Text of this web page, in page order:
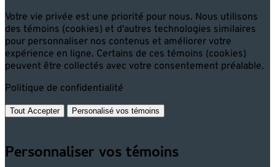
Votre vie privée est une priorité pour nous. Nous utilisons
des témoins (cookies) et d'autres technologies similaires
pour personnaliser nos contenus et améliorer votre
expérience en ligne. Certains de ces témoins (cookies)
peuvent être collectés avec votre consentement préalable.
Politique de confidentialité
Tout Accepter Personalisé vos témoins
Personnaliser vos témoins